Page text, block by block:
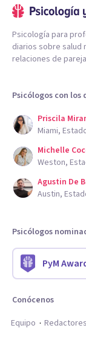
Psicología para
diarios sobre salud
relaciones de
Psicólogos con
Priscila
Miami,
Michelle
Weston,
Agustin De
Austin,
Psicólogos
PyM
Conócenos
Equipo
Redactores